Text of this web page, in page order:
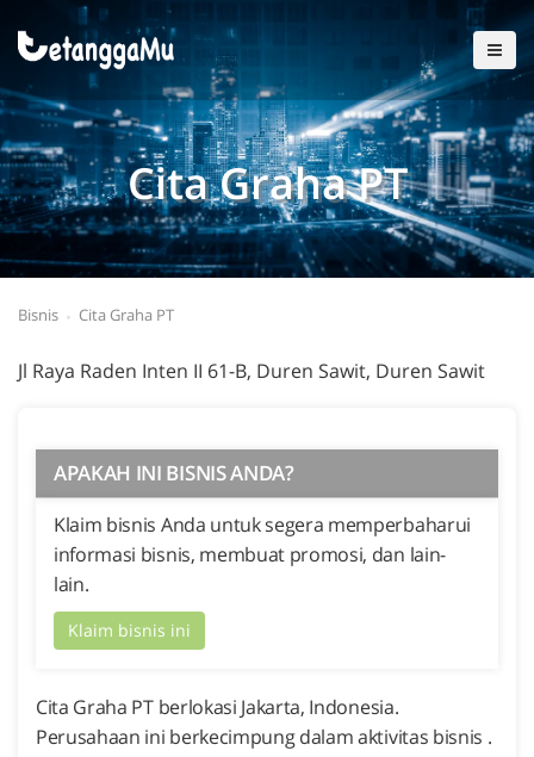
Cita Graha PT
Bisnis Cita Graha PT
Jl Raya Raden Inten II 61-B, Duren Sawit, Duren Sawit
APAKAH INI BISNIS ANDA?
Klaim bisnis Anda untuk segera memperbaharui
informasi bisnis, membuat promosi, dan lain-
lain.
Klaim bisnis ini
Cita Graha PT berlokasi Jakarta, Indonesia.
Perusahaan ini berkecimpung dalam aktivitas bisnis .